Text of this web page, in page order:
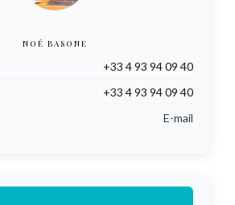
NOÉ BASONE
+33 4 93 94 09 40
+33 4 93 94 09 40
E-mail